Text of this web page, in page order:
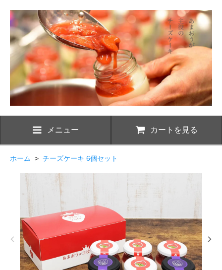
メニュー カートを見る
ホーム > チーズケーキ 6個セット